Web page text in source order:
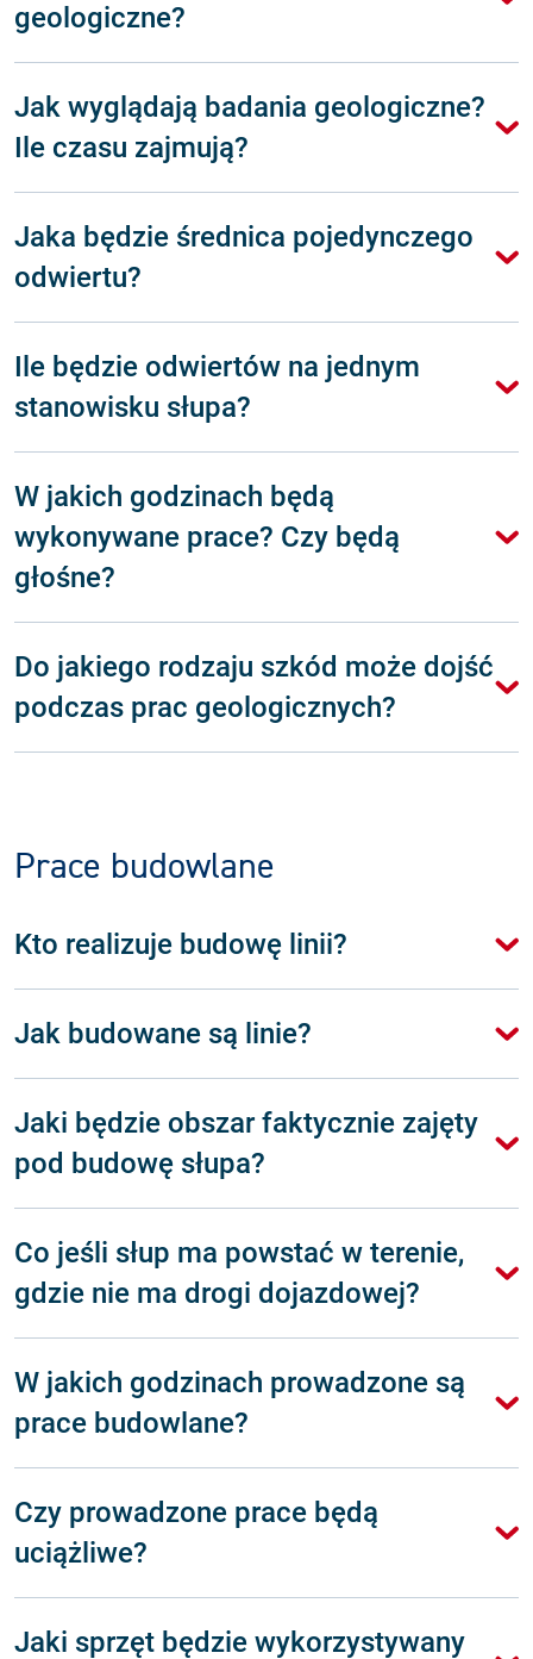
geologiczne?
Jak wyglądają badania geologiczne?
Ile czasu zajmują?
Jaka będzie średnica pojedynczego
odwiertu?
Ile będzie odwiertów na jednym
stanowisku słupa?
W jakich godzinach będą
wykonywane prace? Czy będą
głośne?
Do jakiego rodzaju szkód może dojść
podczas prac geologicznych?
Prace budowlane
Kto realizuje budowę linii?
Jak budowane są linie?
Jaki będzie obszar faktycznie zajęty
pod budowę słupa?
Co jeśli słup ma powstać w terenie,
gdzie nie ma drogi dojazdowej?
W jakich godzinach prowadzone są
prace budowlane?
Czy prowadzone prace będą
uciążliwe?
Jaki sprzęt będzie wykorzystywany